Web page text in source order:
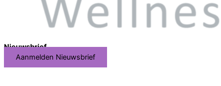
Nieuwsbrief
Aanmelden Nieuwsbrief